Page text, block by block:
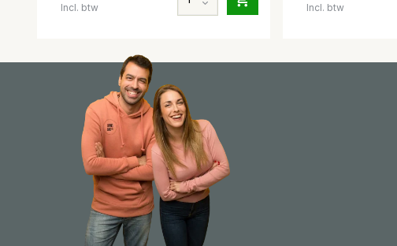
Incl. btw Incl. btw